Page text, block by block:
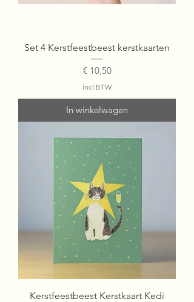
Set 4 Kerstfeestbeest kerstkaarten
Prijs
€ 10,50
incl.BTW
In winkelwagen
Kerstfeestbeest Kerstkaart Kedi